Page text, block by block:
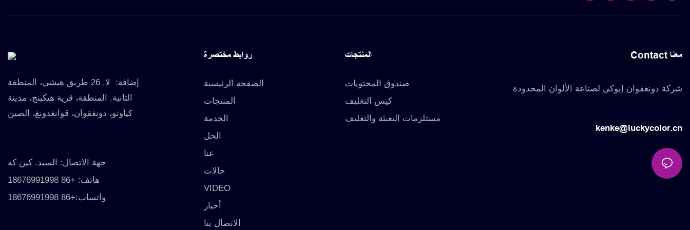
إضافة:
لا. 26 طريق هيشي، المنطقة
الثانية. المنطقة، قرية هيكينج، مدينة
كياوتو، دونغقوان، قوانغدونغ، الصين
جهة الاتصال: السيد. كين كه
هاتف: +86 18676991998
واتساب:+86 18676991998
روابط مختصرة
الصفحة الرئيسية
المنتجات
الخدمة
الحل
عنا
حالات
VIDEO
أخبار
الاتصال بنا
المنتجات
صندوق المحتويات
كيس التغليف
مستلزمات التعبئة والتغليف
Contact معنا
شركة دونغقوان إيوكي لصناعة الألوان المحدودة
kenke@luckycolor.cn